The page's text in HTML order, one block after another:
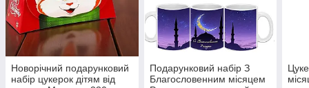
Новорічний подарунковий
набір цукерок дітям від
Подарунковий набір З
Благословенним місяцем